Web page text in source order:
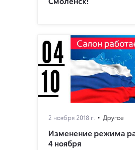
2 ноября 2018 г. Другое
Изменение режима
4 ноября